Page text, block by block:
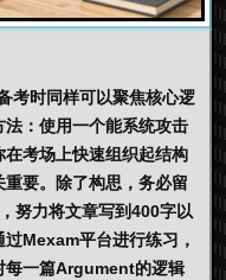
考时同样可以聚焦核心逻
：使用一个能系统攻击
考场上快速组织起结构
要。除了构思，务必留
努力将文章写到400字以
过Mexam平台进行练习，
每一篇Argument的逻辑